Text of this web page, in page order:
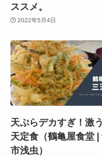
ススメ。
2022年5月4日
天ぷらデカすぎ！激
天定食（鶴亀屋食堂 |
市浅虫）